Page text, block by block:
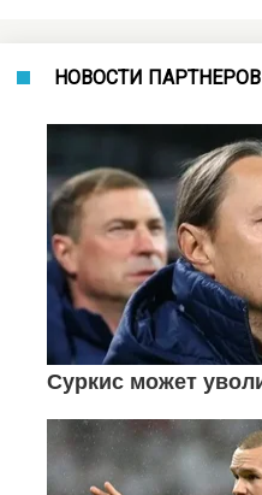
НОВОСТИ ПАРТНЕРОВ